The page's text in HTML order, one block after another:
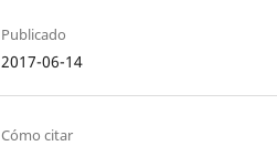
Publicado
2017-06-14
Cómo citar